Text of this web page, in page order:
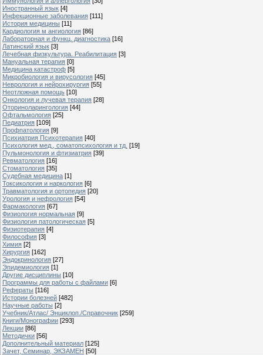
Иностранный язык [4]
Инфекционные заболевания [111]
История медицины [11]
Кардиология м ангиология [86]
Лабораторная и функц. диагностика [16]
Латинский язык [3]
Лечебная физкультура. Реабилитация [3]
Мануальная терапия [0]
Медицина катастроф [5]
Микробиология и вирусология [45]
Неврология и нейрохирургия [55]
Неотложная помощь [10]
Онкология и лучевая терапия [28]
Оториноларингология [44]
Офтальмология [25]
Педиатрия [109]
Профпатология [9]
Психиатрия Психотерапия [40]
Психология мед., соматопсихология и тд. [19]
Пульмонология и фтизиатрия [39]
Ревматология [16]
Стоматология [35]
Судебная медицина [1]
Токсикология и наркология [6]
Травматология и ортопедия [20]
Урология и нефрология [54]
Фармакология [67]
Физиология нормальная [9]
Физиология патологическая [5]
Физиотерапия [4]
Философия [3]
Химия [2]
Хирургия [162]
Эндокринология [27]
Эпидемиология [1]
Другие дисциплины [10]
Программы для работы с файлами [6]
Рефераты [116]
Истории болезней [482]
Научные работы [2]
Учебник/Атлас/ Энциклоп./Справочник [259]
Книги/Монографии [293]
Лекции [86]
Методички [56]
Дополнительный материал [125]
Зачет, Семинар, ЭКЗАМЕН [50]